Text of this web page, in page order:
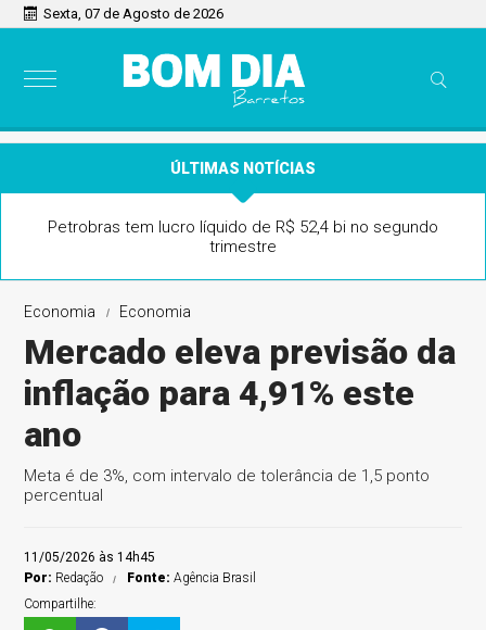
Sexta, 07 de Agosto de 2026
ÚLTIMAS NOTÍCIAS
Petrobras tem lucro líquido de R$ 52,4 bi no segundo
trimestre
Economia Economia
Mercado eleva previsão da
inflação para 4,91% este
ano
Meta é de 3%, com intervalo de tolerância de 1,5 ponto
percentual
11/05/2026 às 14h45
Por: Redação Fonte:Agência Brasil
Compartilhe: